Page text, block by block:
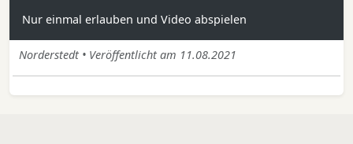
Nur einmal erlauben und Video abspielen
Norderstedt • Veröffentlicht am 11.08.2021